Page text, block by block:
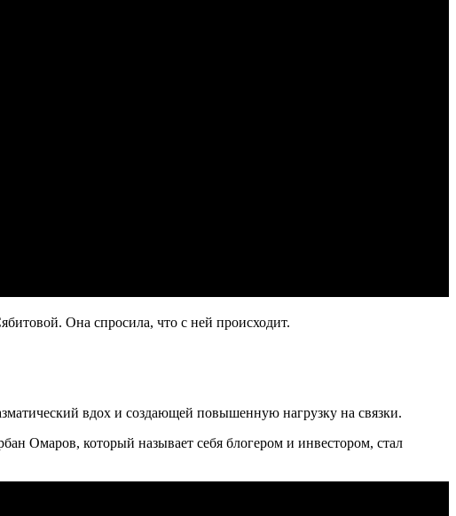
Она спросила, что с ней происходит.
вдох и создающей повышенную нагрузку на связки.
Омаров, который называет себя блогером и инвестором, стал